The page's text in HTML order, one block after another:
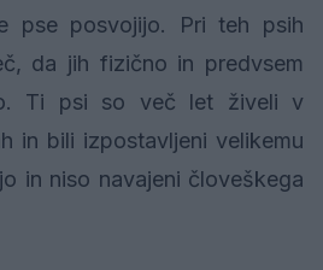
pse posvojijo. Pri teh psih
da jih fizično in predvsem
Ti psi so več let živeli v
in bili izpostavljeni velikemu
in niso navajeni človeškega